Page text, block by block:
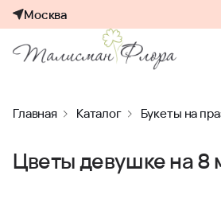
Москва
Главная Каталог Букеты на
Цветы девушке на 8